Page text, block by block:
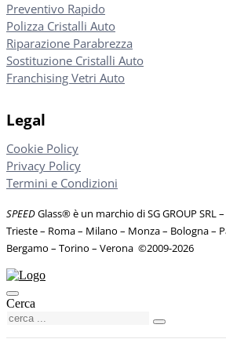
Preventivo Rapido
Polizza Cristalli Auto
Riparazione Parabrezza
Sostituzione Cristalli Auto
Franchising Vetri Auto
Legal
Cookie Policy
Privacy Policy
Termini e Condizioni
SPEEDGlass® è un marchio di SG GROUP SRL
Trieste – Roma – Milano – Monza – Bologna –
Bergamo – Torino – Verona ©2009-2026
Cerca